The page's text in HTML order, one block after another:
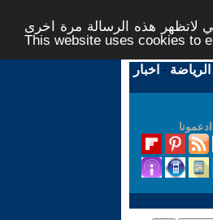
لاتظهر هذه الرسالة مرة اخرى -
This website uses cookies to
الرياضة - اخبار